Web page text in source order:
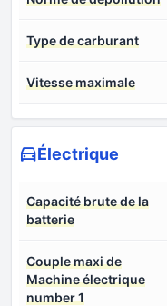
Type de carburant
Vitesse maximale
Électrique
Capacité brute de la
batterie
Couple maxi de
Machine électrique
number 1